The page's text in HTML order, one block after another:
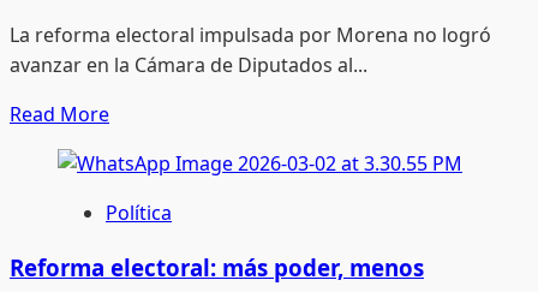
advierte
riesgos
“Plan
B”
La reforma electoral impulsada por Morena no logró
avanzar en la Cámara de Diputados al...
Read MoreRead
about
La
no
Política
Reforma electoral: más poder, menos